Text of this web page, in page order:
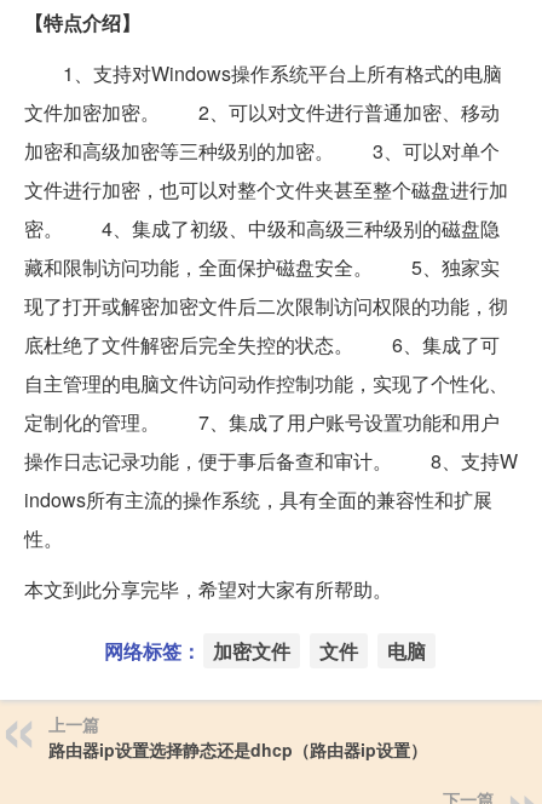
【特点介绍】
1、支持对Windows操作系统平台上所有格式的电脑
文件加密加密。 2、可以对文件进行普通加密、移动
加密和高级加密等三种级别的加密。 3、可以对单个
文件进行加密，也可以对整个文件夹甚至整个磁盘进行加
密。 4、集成了初级、中级和高级三种级别的磁盘隐
藏和限制访问功能，全面保护磁盘安全。 5、独家实
现了打开或解密加密文件后二次限制访问权限的功能，彻
底杜绝了文件解密后完全失控的状态。 6、集成了可
自主管理的电脑文件访问动作控制功能，实现了个性化、
定制化的管理。 7、集成了用户账号设置功能和用户
操作日志记录功能，便于事后备查和审计。 8、支持W
indows所有主流的操作系统，具有全面的兼容性和扩展
性。
本文到此分享完毕，希望对大家有所帮助。
网络标签： 加密文件 文件 电脑
上一篇
路由器ip设置选择静态还是dhcp（路由器ip设置）